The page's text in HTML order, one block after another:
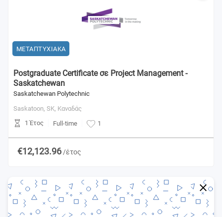
ΜΕΤΑΠΤΥΧΙΑΚΑ
Postgraduate Certificate σε Project Management -
Saskatchewan
Saskatchewan Polytechnic
Saskatoon, SK, Καναδάς
1 Έτος
Full-time 1
€12,123.96 /έτος